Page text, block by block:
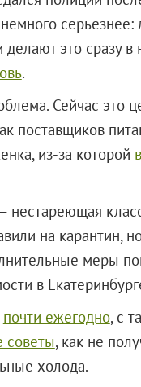
это сразу в
.
Сейчас это
поставщиков
из-за которой
нестареющая
на карантин,
меры
в
почти ежегодно, с
советы, как не
холода.